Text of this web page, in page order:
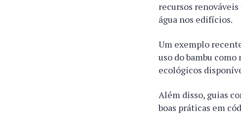
recursos
água nos edifícios.
Um exemplo
uso do bambu
ecológicos
Além disso, guias
boas práticas em